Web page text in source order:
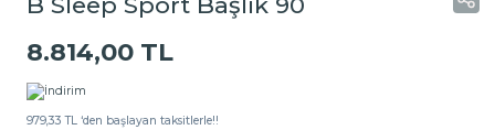
8.814,00 TL
979,33 TL ‘den başlayan taksitlerle!!